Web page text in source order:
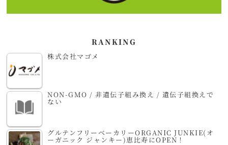
RANKING
株式会社マゴメ
NON-GMO / 非遺伝子組み換え / 遺伝子組換えで
ない
グルテンフリーベーカリーORGANIC JUNKIE(オ
ーガニック ジャンキー)恵比寿にOPEN！